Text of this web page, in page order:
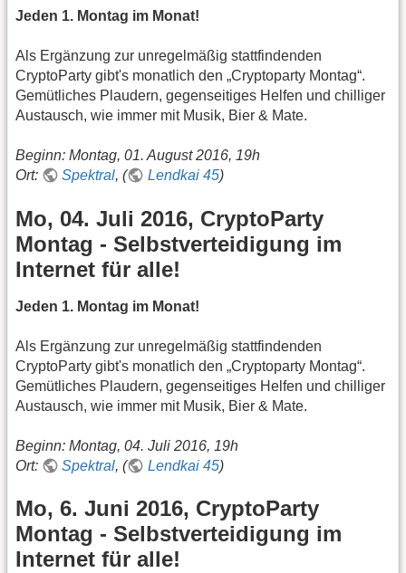
Jeden 1. Montag im Monat!
Als Ergänzung zur unregelmäßig stattfindenden
CryptoParty gibt's monatlich den „Cryptoparty Montag“.
Gemütliches Plaudern, gegenseitiges Helfen und chilliger
Austausch, wie immer mit Musik, Bier & Mate.
Beginn: Montag, 01. August 2016, 19h
Ort:
Spektral, ( Lendkai 45)
Mo, 04. Juli 2016, CryptoParty
Montag - Selbstverteidigung im
Internet für alle!
Jeden 1. Montag im Monat!
Als Ergänzung zur unregelmäßig stattfindenden
CryptoParty gibt's monatlich den „Cryptoparty Montag“.
Gemütliches Plaudern, gegenseitiges Helfen und chilliger
Austausch, wie immer mit Musik, Bier & Mate.
Beginn: Montag, 04. Juli 2016, 19h
Ort:
Spektral, ( Lendkai 45)
Mo, 6. Juni 2016, CryptoParty
Montag - Selbstverteidigung im
Internet für alle!